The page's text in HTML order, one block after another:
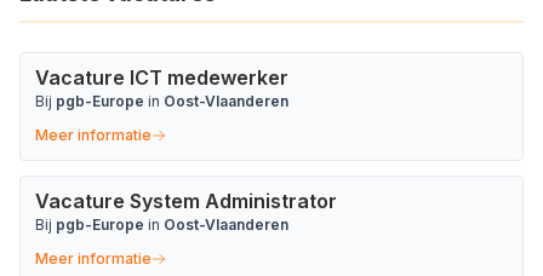
Vacature ICT medewerker
Bij pgb-Europe in Oost-Vlaanderen
Meer informatie
Vacature System Administrator
Bij pgb-Europe in Oost-Vlaanderen
Meer informatie